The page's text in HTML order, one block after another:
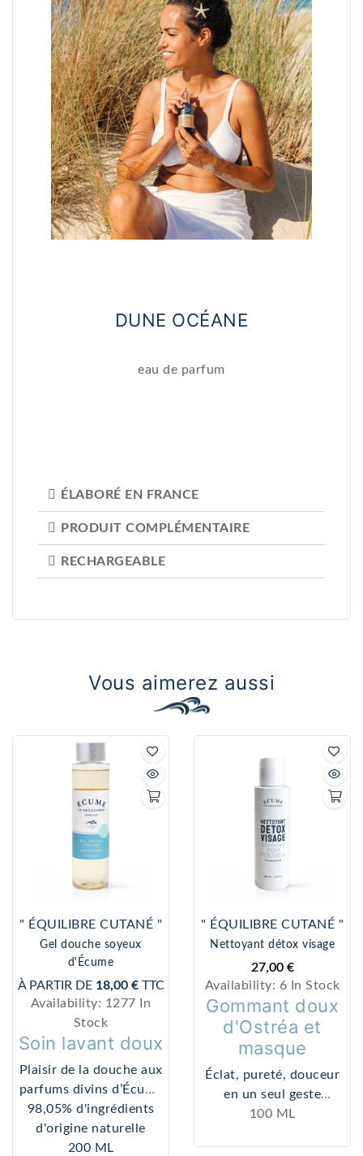
DUNE OCÉANE
eau de parfum
ÉLABORÉ EN FRANCE
PRODUIT COMPLÉMENTAIRE
RECHARGEABLE
Vous aimerez aussi
" ÉQUILIBRE CUTANÉ "
Gel douche soyeux
d'Écume
À PARTIR DE 18,00 € TTC
Availability: 1277 In
Stock
Soin lavant doux
Plaisir de la douche aux
parfums divins d’Écume
d’Arcachon
Gel nettoyant d’origine
végétale et non
98,05% d'ingrédients
d'origine naturelle
200 ML
" ÉQUILIBRE CUTANÉ "
Nettoyant détox visage
27,00 €
Availability: 6 In Stock
Gommant doux
d'Ostréa et
masque
Éclat, pureté, douceur
en un seul geste
Nettoie, exfolie,
100 ML